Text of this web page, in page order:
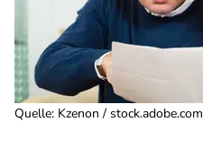
Quelle: Kzenon / stock.adobe.com